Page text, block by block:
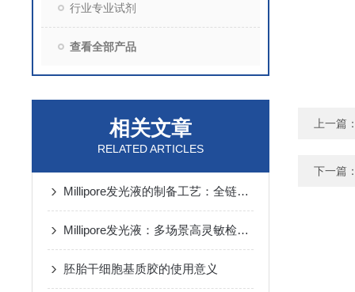
行业专业试剂
查看全部产品
相关文章
RELATED ARTICLES
Millipore发光液的制备工艺：全链路质控保障检测性能稳定
Millipore发光液：多场景高灵敏检测的核心试剂支撑
胚胎干细胞基质胶的使用意义
上一篇
下一篇